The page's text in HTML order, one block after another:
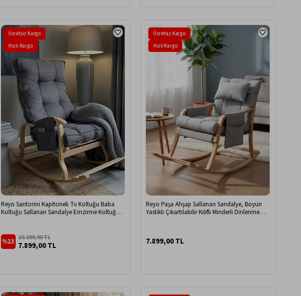
Reyo Santorini Kapitoneli Tv Koltuğu Baba
Koltuğu Sallanan Sandalye Emzirme Koltuğu
7.899,00 TL
10.199,00 TL
%23
Ücretsiz Kargo
Hızlı Kargo
Reyo Paşa Ahşap Sallanan Sandalye, Boyun
Yastıklı Çıkartılabilir Kılıflı Minderli Dinlenme
7.899,00 TL
Ücretsiz Kargo
Hızlı Kargo